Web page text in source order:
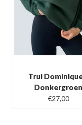
Trui
Donkergroen
€27,00